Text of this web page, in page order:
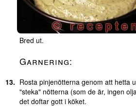
Bred ut.
Garnering:
Rosta pinjenötterna genom att hetta
"steka" nötterna (som de är, ingen
det doftar gott i köket.